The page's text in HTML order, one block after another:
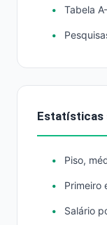
Tabela
Estatísticas
Piso,
Primeiro
Salário